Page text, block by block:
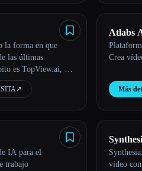
la forma en que
las últimas
es TopView.ai, un
que aprovecha
↗︎
Atlabs
Crea
Más
IA para el
trabajo
vídeo